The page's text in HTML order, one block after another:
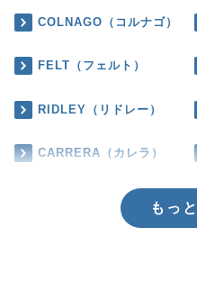
COLNAGO（コルナゴ）
FELT（フェルト）
RIDLEY（リドレー）
CARRERA（カレラ）
もっ